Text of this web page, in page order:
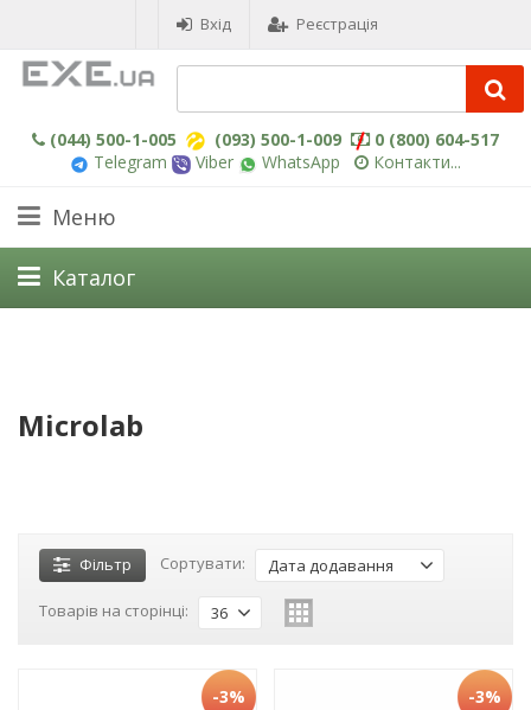
Вхід Реєстрація
(044) 500-1-005 (093) 500-1-009
0 (800) 604-517
Telegram
Viber WhatsApp Контакти...
Меню
Каталог
Microlab
Фільтр Сортувати: Дата додавання
Товарів на сторінці: 36
-3% -3%